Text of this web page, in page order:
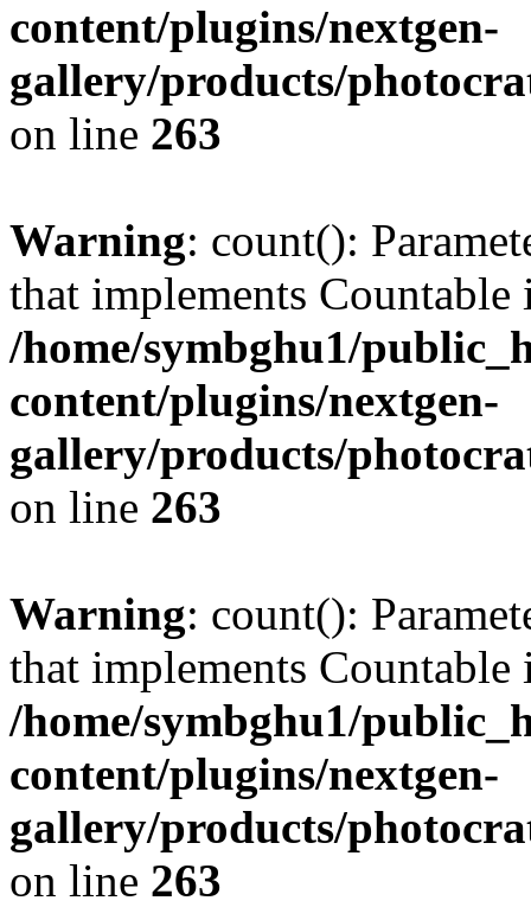
content/plugins/nextgen-
gallery/products/
on line 263
Warning: count():
that implements Countable
/home/symbghu1/
content/plugins/nextgen-
gallery/products/
on line 263
Warning: count():
that implements Countable
/home/symbghu1/
content/plugins/nextgen-
gallery/products/
on line 263